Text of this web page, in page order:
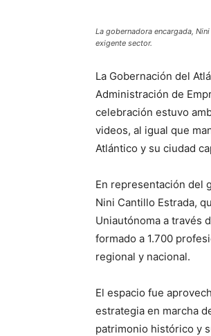
La gobernadora encargada,
exigente sector.
La Gobernación del
Administración de
celebración estuvo
videos, al igual que
Atlántico y su ciudad
En representación del
Nini Cantillo Estrada,
Uniautónoma a través
formado a 1.700
regional y nacional.
El espacio fue
estrategia en marcha
patrimonio histórico y